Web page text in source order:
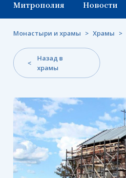
Митрополия Новости
Монастыри и храмы > Храмы >
Назад в
храмы